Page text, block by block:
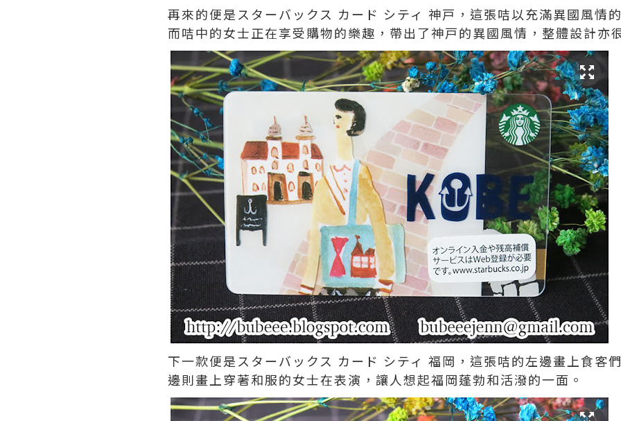
再來的便是スターバックス カード シティ 神戸，這張咭以充滿異國風情
而咭中的女士正在享受購物的樂趣，帶出了神戸的異國風情，整體設計亦
下一款便是スターバックス カード シティ 福岡，這張咭的左邊畫上食客
邊則畫上穿著和服的女士在表演，讓人想起福岡蓬勃和活潑的一面。